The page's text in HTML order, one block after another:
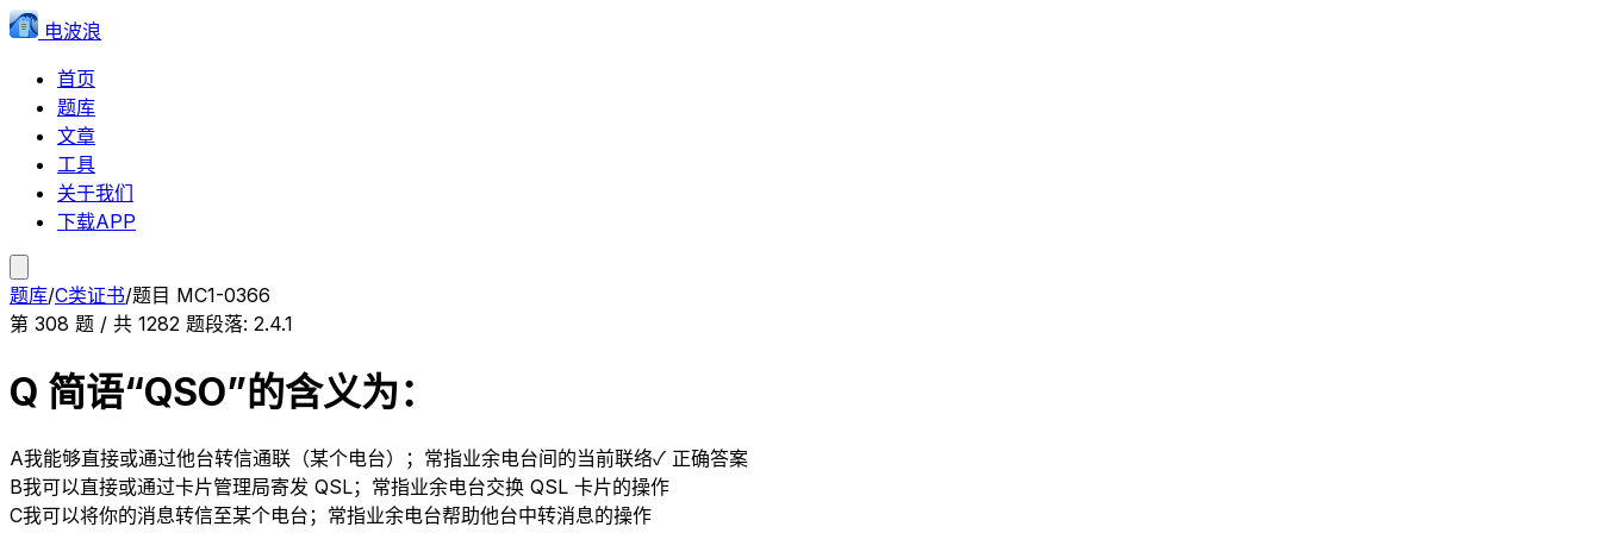
电波浪
首页
题库
文章
工具
关于我们
下载APP
题库/C类证书/题目 MC1-0366
第 308 题 / 共 1282 题段落: 2.4.1
Q 简语“QSO”的含义为：
A我能够直接或通过他台转信通联（某个电台）；常指业余电台间的当前联络✓ 正确答案
B我可以直接或通过卡片管理局寄发 QSL；常指业余电台交换 QSL 卡片的操作
C我可以将你的消息转信至某个电台；常指业余电台帮助他台中转消息的操作